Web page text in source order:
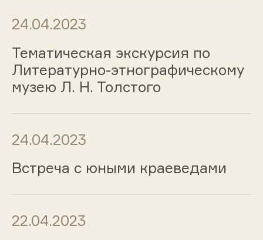
24.04.2023
Тематическая экскурсия по
Литературно-этнографическому
музею Л. Н. Толстого
24.04.2023
Встреча с юными краеведами
22.04.2023